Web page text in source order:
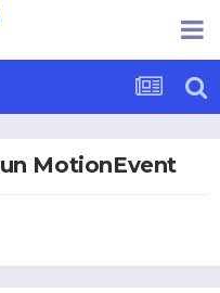
MotionEvent